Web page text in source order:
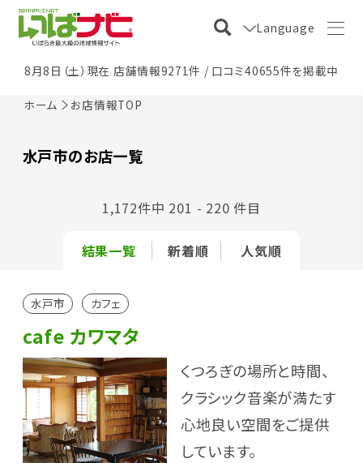
Language
8月8日（土）現在 店舗情報9271件 / 口コミ40655件を掲載中
ホーム お店情報TOP
水戸市のお店一覧
結果一覧 新着順 人気順
1,172件中 201 - 220 件目
水戸市 カフェ
cafe カワマタ
くつろぎの場所と時間、
クラシック音楽が満たす
心地良い空間をご提供
しています。